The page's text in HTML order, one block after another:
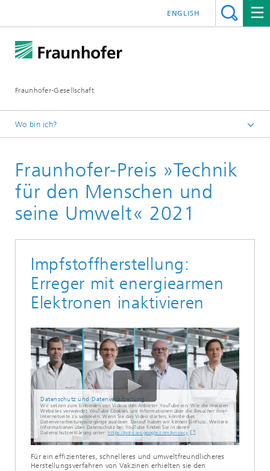
Fraunhofer-Gesellschaft
ENGLISH
Wo bin ich?
Über Fraunhofer
Wissenschaftliche Exzellenz
Fraunhofer-Preis »Technik
für den Menschen und
seine Umwelt« 2021
Impfstoffherstellung:
Erreger mit energiearmen
Elektronen inaktivieren
Datenschutz und Datenverarbeitung
Wir setzen zum Einbinden von Videos den Anbieter YouTube ein. Wie die meisten
Websites verwendet YouTube Cookies, um Informationen über die Besucher ihrer
Internetseite zu sammeln. Wenn Sie das Video starten, könnte dies
Datenverarbeitungsvorgänge auslösen. Darauf haben wir keinen Einfluss. Weitere
Informationen über Datenschutz bei YouTube finden Sie in deren
Datenschutzerklärung unter: https://policies.google.com/privacy
Für ein effizienteres, schnelleres und umweltfreundlicheres
Herstellungsverfahren von Vakzinen erhielten sie den